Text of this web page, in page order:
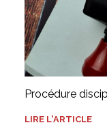
Procédure
LIRE L'ARTICLE